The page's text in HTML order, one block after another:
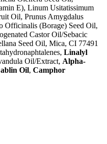
E), Linum Usitatissimum
Oil, Prunus Amygdalus
Officinalis (Borage) Seed Oil,
Castor Oil/Sebacic
Seed Oil, Mica, CI 77491
Linalyl
Oil/Extract, Alpha-
Oil, Camphor